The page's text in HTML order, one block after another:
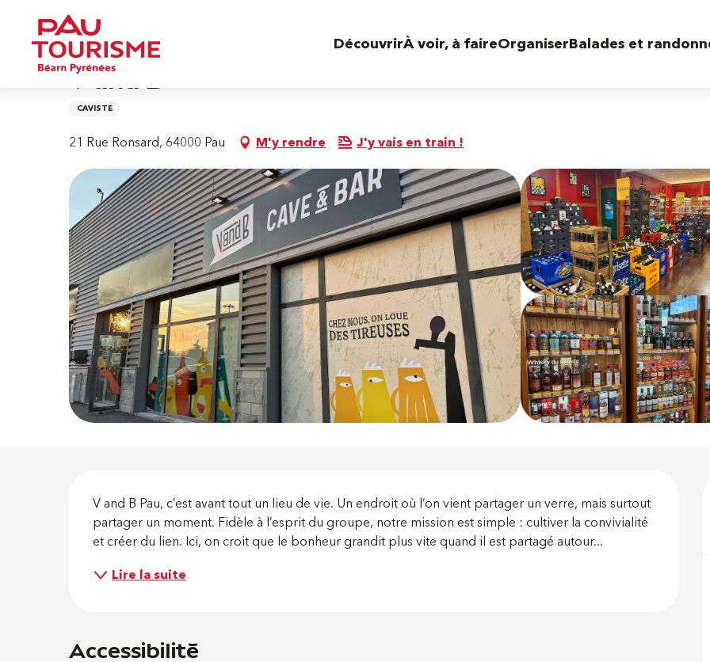
contenu
principal
DécouvrirÀ voir, à faireOrganiserBalades et
Accueil
V and B
CAVISTE
21 Rue Ronsard, 64000 Pau M'y rendre J'y vais en train !
Description
V and B Pau, c’est avant tout un lieu de vie. Un endroit où l’on vient partager un verre, mais surtout
partager un moment. Fidèle à l’esprit du groupe, notre mission est simple : cultiver la convivialité
et créer du lien. Ici, on croit que le bonheur grandit plus vite quand il est partagé autour...
Lire la suite
Accessibilité